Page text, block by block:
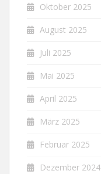
Oktober 2025
August 2025
Juli 2025
Mai 2025
April 2025
März 2025
Februar 2025
Dezember 2024